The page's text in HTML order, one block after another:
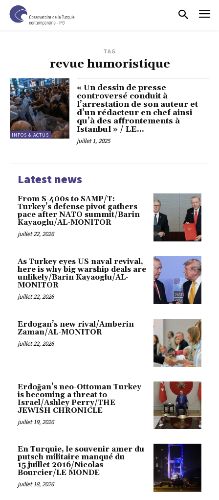
TAG
revue humoristique
INFOS & ACTUS
« Un dessin de presse
controversé conduit à
l’arrestation de son auteur et
d’un rédacteur en chef ainsi
qu’à des affrontements à
Istanbul » / LE...
juillet 1, 2025
Latest news
From S-400s to SAMP/T:
Turkey’s defense pivot gathers
pace after NATO summit/Barin
Kayaoglu/AL-MONITOR
juillet 22, 2026
As Turkey eyes US naval revival,
here is why big warship deals are
unlikely/Barin Kayaoglu/AL-
MONITOR
juillet 22, 2026
Erdogan’s new rival/Amberin
Zaman/AL-MONITOR
juillet 22, 2026
Erdoğan’s neo-Ottoman Turkey
is becoming a threat to
Israel/Ashley Perry/THE
JEWISH CHRONICLE
juillet 19, 2026
En Turquie, le souvenir amer du
putsch militaire manqué du
15 juillet 2016/Nicolas
Bourcier/LE MONDE
juillet 18, 2026